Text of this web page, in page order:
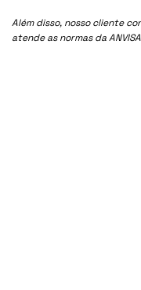
Além disso, nosso cliente
atende as normas da